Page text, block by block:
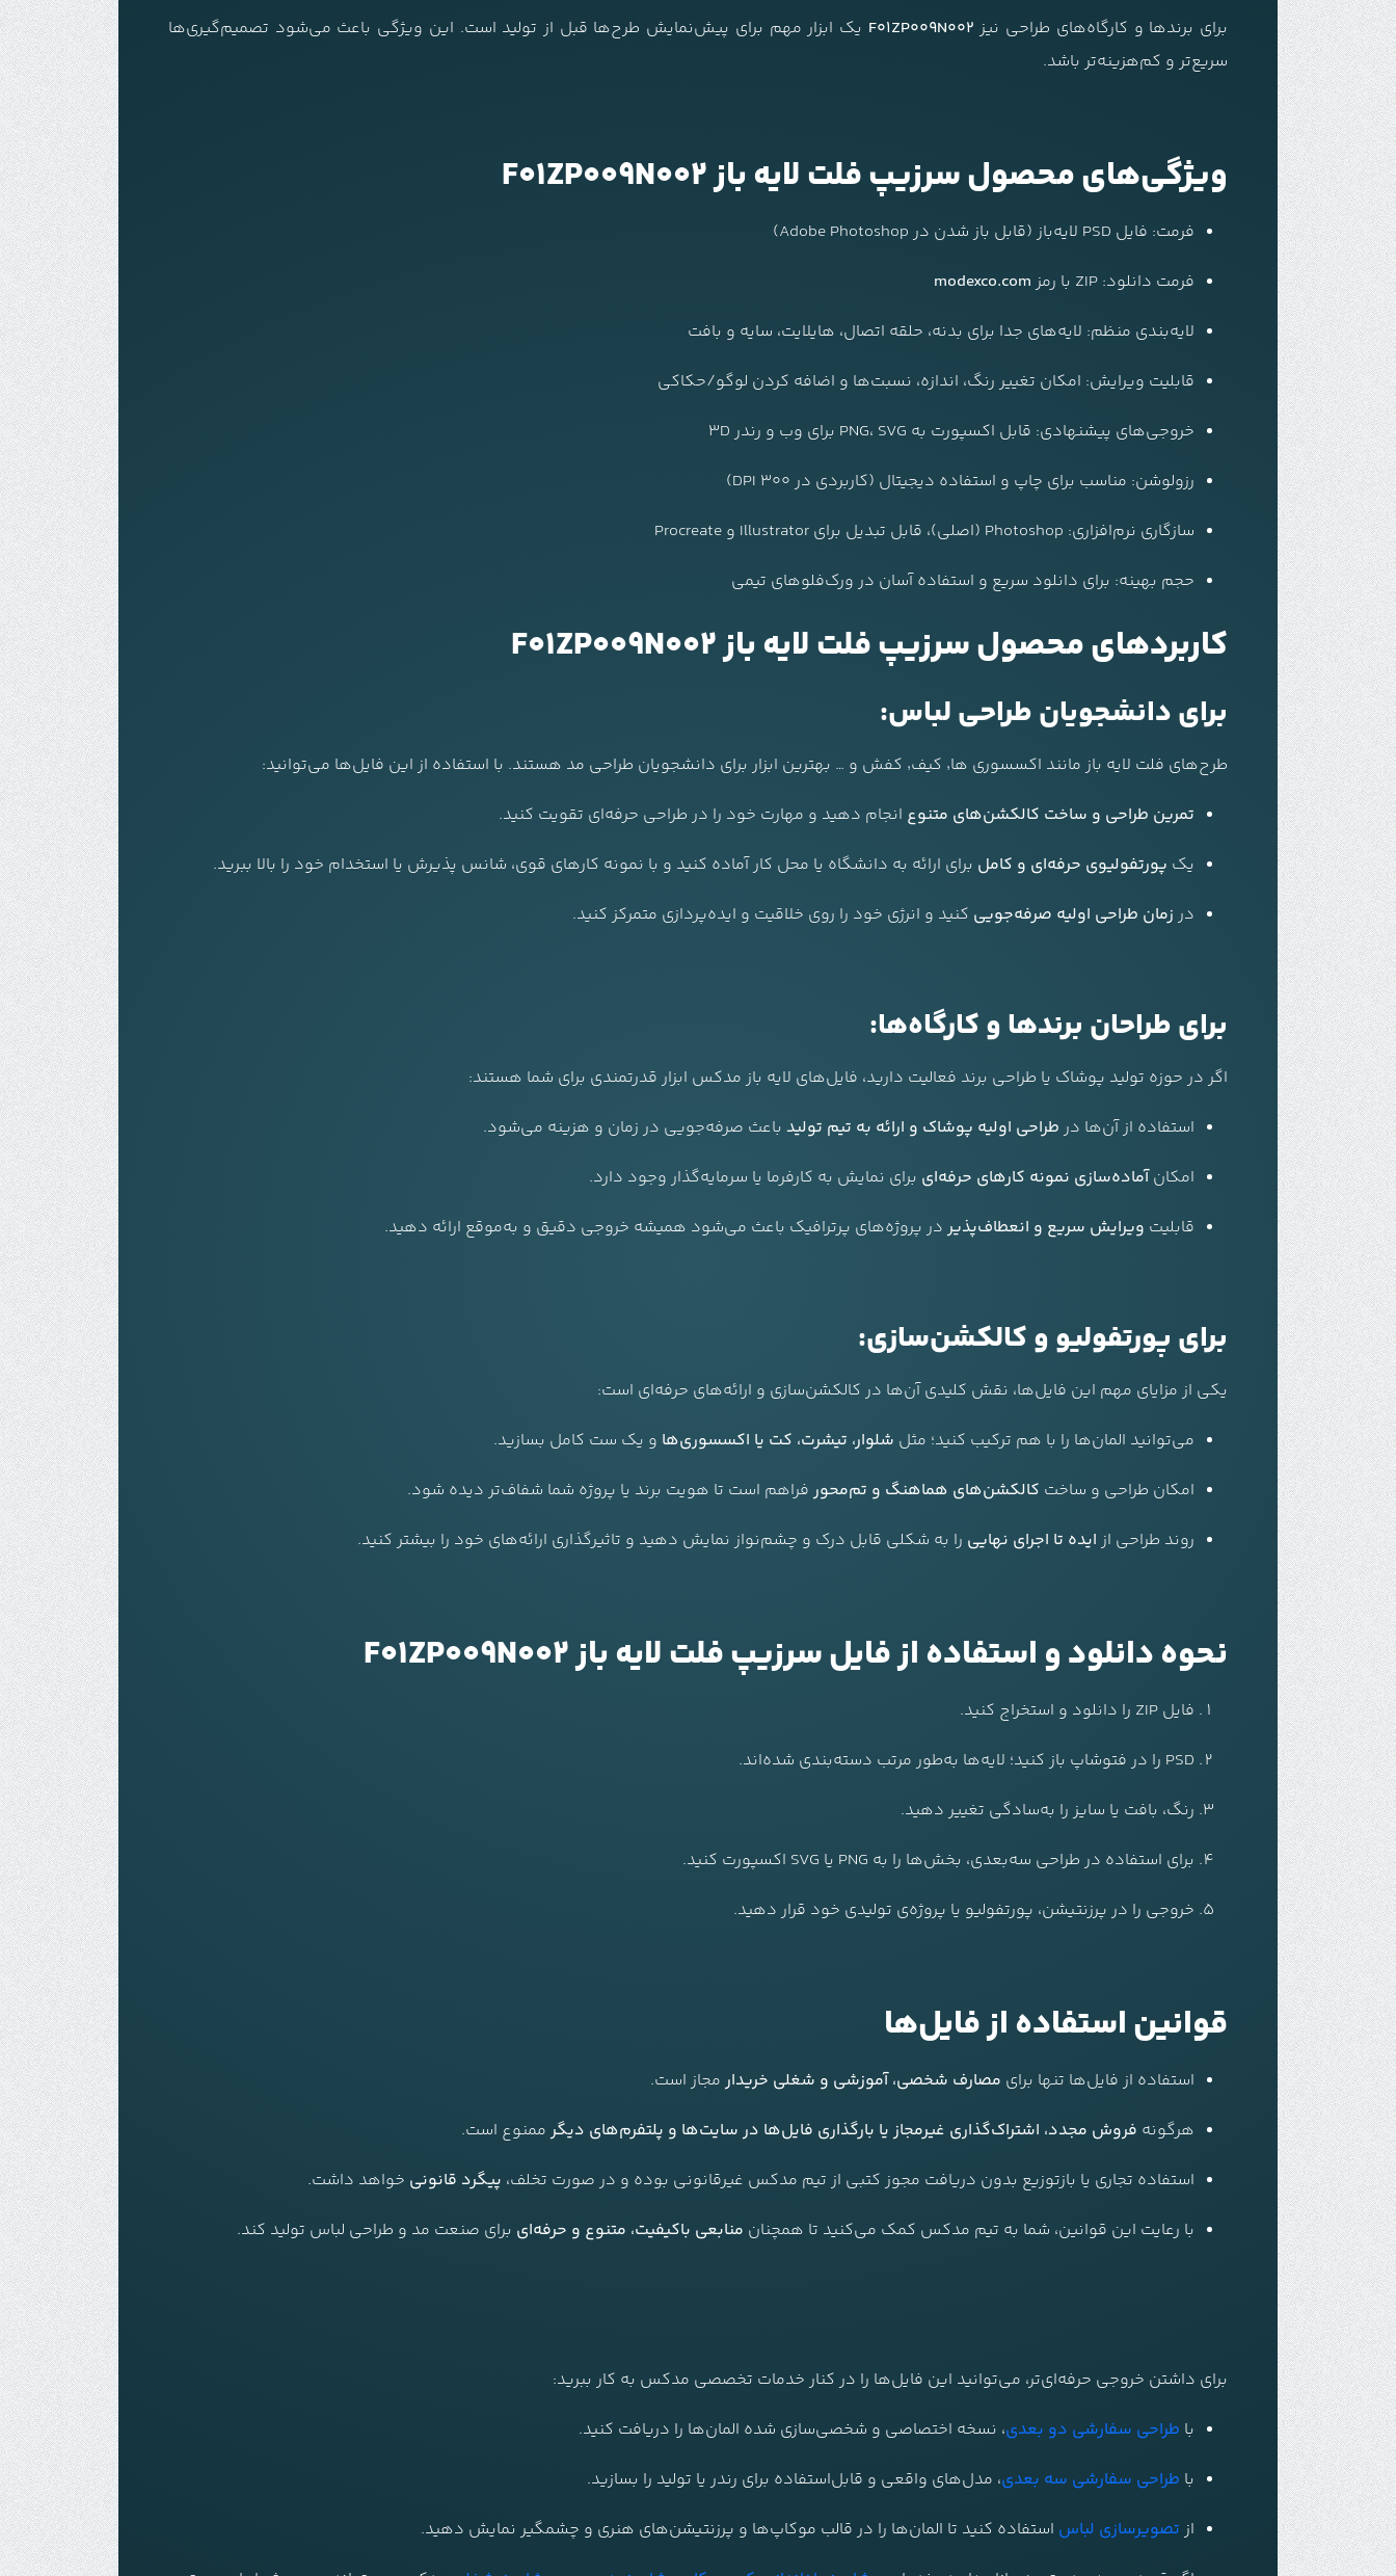
برای برندها و کارگاه‌های طراحی نیز F01ZP009N002 یک ابزار مهم برای پیش‌نمایش طرح‌ها قبل از تولید است. این ویژگی باعث می‌شود تصمیم‌گیری‌ها
سریع‌تر و کم‌هزینه‌تر باشد.
ویژگی‌های محصول سرزیپ فلت لایه باز F01ZP009N002
فرمت: فایل PSD لایه‌باز (قابل باز شدن در Adobe Photoshop)
فرمت دانلود:
modexco.com
لایه‌بندی منظم: لایه‌های جدا برای بدنه، حلقه اتصال، هایلایت، سایه و بافت
قابلیت ویرایش: امکان تغییر رنگ، اندازه، نسبت‌ها و اضافه کردن لوگو/حکاکی
خروجی‌های پیشنهادی: قابل اکسپورت به PNG، SVG برای وب و رندر 3D
رزولوشن: مناسب برای چاپ و استفاده دیجیتال (کاربردی در 300 DPI)
سازگاری نرم‌افزاری: Photoshop (اصلی)، قابل تبدیل برای Illustrator و Procreate
حجم بهینه: برای دانلود سریع و استفاده آسان در ورک‌فلوهای تیمی
کاربردهای محصول سرزیپ فلت لایه باز F01ZP009N002
برای دانشجویان طراحی لباس:
طرح‌های فلت لایه باز مانند اکسسوری ها٬ کیف٬ کفش و … بهترین ابزار برای دانشجویان طراحی مد هستند. با استفاده از این فایل‌ها می‌توانید:
تمرین طراحی و ساخت کالکشن‌های متنوع انجام دهید و مهارت خود را در طراحی حرفه‌ای تقویت کنید.
یک پورتفولیوی حرفه‌ای و کامل برای ارائه به دانشگاه یا محل کار آماده کنید و با نمونه کارهای قوی، شانس پذیرش یا استخدام خود را بالا ببرید.
در زمان طراحی اولیه صرفه‌جویی کنید و انرژی خود را روی خلاقیت و ایده‌پردازی متمرکز کنید.
برای طراحان برندها و کارگاه‌ها:
اگر در حوزه تولید پوشاک یا طراحی برند فعالیت دارید، فایل‌های لایه باز مدکس ابزار قدرتمندی برای شما هستند:
استفاده از آن‌ها در طراحی اولیه پوشاک و ارائه به تیم تولید باعث صرفه‌جویی در زمان و هزینه می‌شود.
امکانآماده‌سازی نمونه کارهای حرفه‌ای برای نمایش به کارفرما یا سرمایه‌گذار وجود دارد.
قابلیت ویرایش سریع و انعطاف‌پذیر در پروژه‌های پرترافیک باعث می‌شود همیشه خروجی دقیق و به‌موقع ارائه دهید.
برای پورتفولیو و کالکشن‌سازی:
یکی از مزایای مهم این فایل‌ها، نقش کلیدی آن‌ها در کالکشن‌سازی و ارائه‌های حرفه‌ای است:
می‌توانید المان‌ها را با هم ترکیب کنید؛ مثل شلوار، تیشرت، کت یا اکسسوری‌ها و یک ست کامل بسازید.
امکان طراحی و ساخت کالکشن‌های هماهنگ و تم‌محور فراهم است تا هویت برند یا پروژه شما شفاف‌تر دیده شود.
روند طراحی از ایده تا اجرای نهایی را به شکلی قابل درک و چشم‌نواز نمایش دهید و تاثیرگذاری ارائه‌های خود را بیشتر کنید.
نحوه دانلود و استفاده از فایل سرزیپ فلت لایه باز F01ZP009N002
فایل ZIP را دانلود و استخراج کنید.
PSD را در فتوشاپ باز کنید؛ لایه‌ها به‌طور مرتب دسته‌بندی شده‌اند.
رنگ، بافت یا سایز را به‌سادگی تغییر دهید.
برای استفاده در طراحی سه‌بعدی، بخش‌ها را به PNG یا SVG اکسپورت کنید.
خروجی را در پرزنتیشن، پورتفولیو یا پروژه‌ی تولیدی خود قرار دهید.
قوانین استفاده از فایل‌ها
استفاده از فایل‌ها تنها برای مصارف شخصی، آموزشی و شغلی خریدار مجاز است.
هرگونه فروش مجدد، اشتراک‌گذاری غیرمجاز یا بارگذاری فایل‌ها در سایت‌ها و پلتفرم‌های دیگر ممنوع است.
استفاده تجاری یا بازتوزیع بدون دریافت مجوز کتبی از تیم مدکس غیرقانونی بوده و در صورت تخلف، پیگرد قانونی خواهد داشت.
با رعایت این قوانین، شما به تیم مدکس کمک می‌کنید تا همچنان منابعی باکیفیت، متنوع و حرفه‌ای برای صنعت مد و طراحی لباس تولید کند.
برای داشتن خروجی حرفه‌ای‌تر، می‌توانید این فایل‌ها را در کنار خدمات تخصصی مدکس به کار ببرید:
با طراحی سفارشی دو بعدی، نسخه اختصاصی و شخصی‌سازی شده المان‌ها را دریافت کنید.
با طراحی سفارشی سه بعدی، مدل‌های واقعی و قابل‌استفاده برای رندر یا تولید را بسازید.
از تصویرسازی لباس استفاده کنید تا المان‌ها را در قالب موکاپ‌ها و پرزنتیشن‌های هنری و چشمگیر نمایش دهید.